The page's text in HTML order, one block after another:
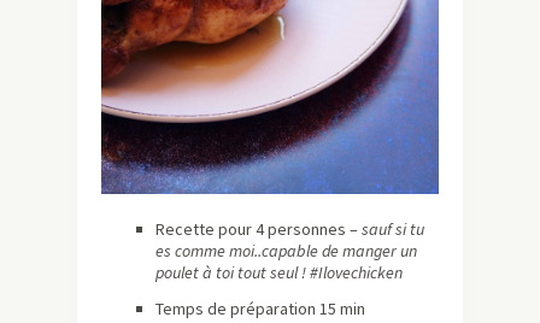
Recette pour 4 personnes –sauf si tu
es comme moi..capable de manger un
poulet à toi tout seul ! #Ilovechicken
Temps de préparation 15 min